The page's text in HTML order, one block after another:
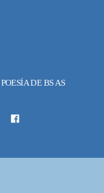
DE BS AS